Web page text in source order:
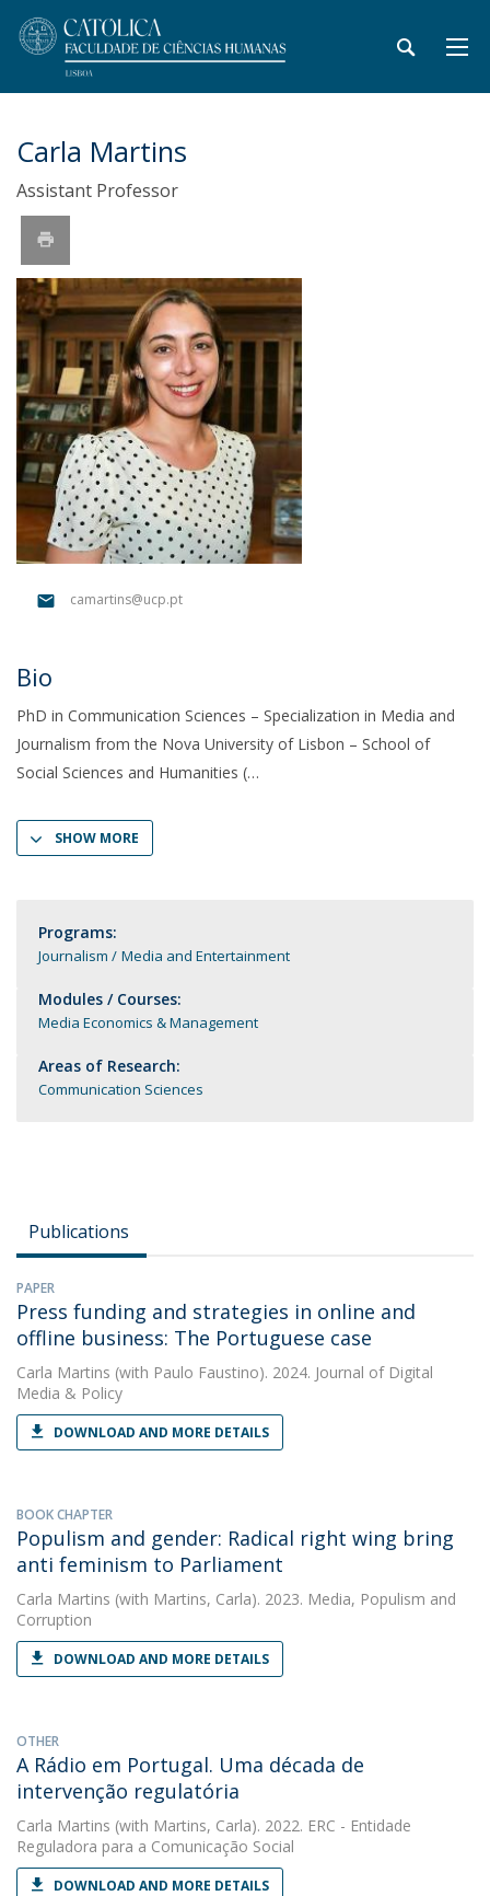
Carla Martins
Assistant Professor
camartins@ucp.pt
Bio
PhD in Communication Sciences – Specialization in Media and
Journalism from the Nova University of Lisbon – School of
Social Sciences and Humanities (
SHOW MORE
Programs:
Journalism Media and Entertainment
Modules / Courses:
Media Economics & Management
Areas of Research:
Communication Sciences
Publications
PAPER
Press funding and strategies in online and
offline business: The Portuguese case
Carla Martins (with Paulo Faustino). 2024. Journal of Digital
Media & Policy
DOWNLOAD AND MORE DETAILS
BOOK CHAPTER
Populism and gender: Radical right wing bring
anti feminism to Parliament
Carla Martins (with Martins, Carla). 2023. Media, Populism and
Corruption
DOWNLOAD AND MORE DETAILS
OTHER
A Rádio em Portugal. Uma década de
intervenção regulatória
Carla Martins (with Martins, Carla). 2022. ERC - Entidade
Reguladora para a Comunicação Social
DOWNLOAD AND MORE DETAILS